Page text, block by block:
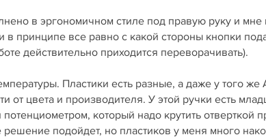
в эргономичном стиле под правую руку и
принципе все равно с какой стороны кнопки
действительно приходится переворачивать).
Пластики есть разные, а даже у того же
от цвета и производителя. У этой ручки есть
который надо крутить отверткой
подойдет, но пластиков у меня много